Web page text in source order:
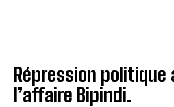
Répression politique
l’affaire Bipindi.